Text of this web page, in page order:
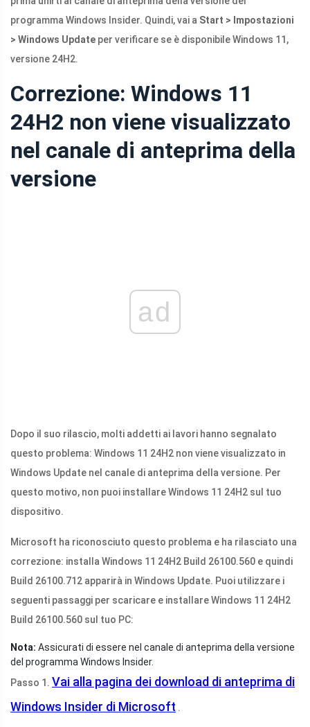
programma Windows Insider. Quindi, vai a Start > Impostazioni
> Windows Update per verificare se è disponibile Windows 11,
versione 24H2.
Correzione: Windows 11
24H2 non viene visualizzato
nel canale di anteprima della
versione
ad
Dopo il suo rilascio, molti addetti ai lavori hanno segnalato
questo problema: Windows 11 24H2 non viene visualizzato in
Windows Update nel canale di anteprima della versione. Per
questo motivo, non puoi installare Windows 11 24H2 sul tuo
dispositivo.
Microsoft ha riconosciuto questo problema e ha rilasciato una
correzione: installa Windows 11 24H2 Build 26100.560 e quindi
Build 26100.712 apparirà in Windows Update. Puoi utilizzare i
seguenti passaggi per scaricare e installare Windows 11 24H2
Build 26100.560 sul tuo PC:
Nota: Assicurati di essere nel canale di anteprima della versione
del programma Windows Insider.
Passo 1. Vai alla pagina dei download di anteprima di
Windows Insider di Microsoft .